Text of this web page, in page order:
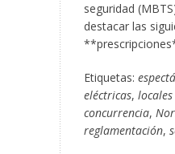
seguridad
destacar las
Etiquetas:
eléctricas,
concurrencia,
reglamentación,